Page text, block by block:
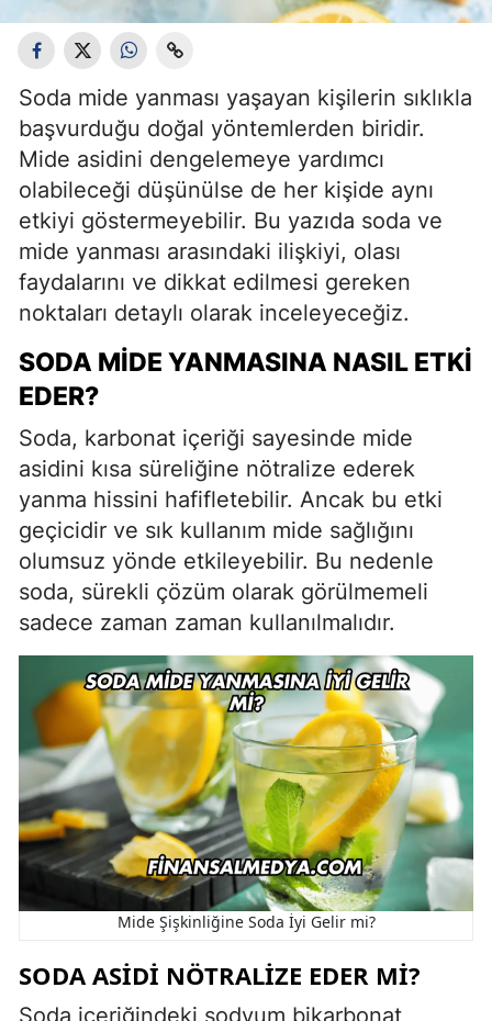
Soda mide yanması yaşayan kişilerin sıklıkla
başvurduğu doğal yöntemlerden biridir.
Mide asidini dengelemeye yardımcı
olabileceği düşünülse de her kişide aynı
etkiyi göstermeyebilir. Bu yazıda soda ve
mide yanması arasındaki ilişkiyi, olası
faydalarını ve dikkat edilmesi gereken
noktaları detaylı olarak inceleyeceğiz.
SODA MIDE YANMASINA NASIL ETKI
EDER?
Soda, karbonat içeriği sayesinde mide
asidini kısa süreliğine nötralize ederek
yanma hissini hafifletebilir. Ancak bu etki
geçicidir ve sık kullanım mide sağlığını
olumsuz yönde etkileyebilir. Bu nedenle
soda, sürekli çözüm olarak görülmemeli
sadece zaman zaman kullanılmalıdır.
Mide Şişkinliğine Soda İyi Gelir mi?
SODA ASIDI NÖTRALIZE EDER MI?
Soda içeriğindeki sodyum bikarbonat